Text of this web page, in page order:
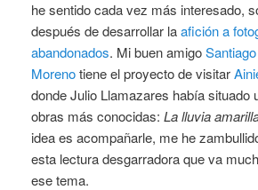
he sentido cada vez más interesado,
después de desarrollar laafición a
abandonados. Mi buen amigo
Morenotiene el proyecto de visitar
donde Julio Llamazares había situado
obras más conocidas: La lluvia
idea es acompañarle, me he
esta lectura desgarradora que va
ese tema.